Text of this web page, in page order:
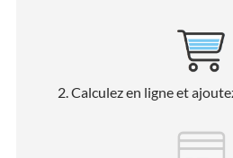
2. Calculez en ligne et